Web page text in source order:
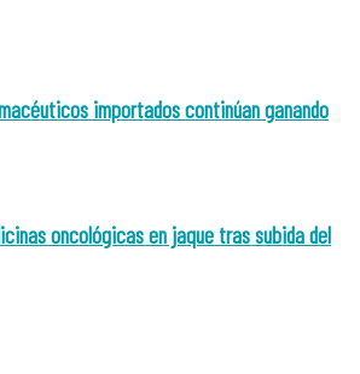
importados continúan ganando
oncológicas en jaque tras subida del